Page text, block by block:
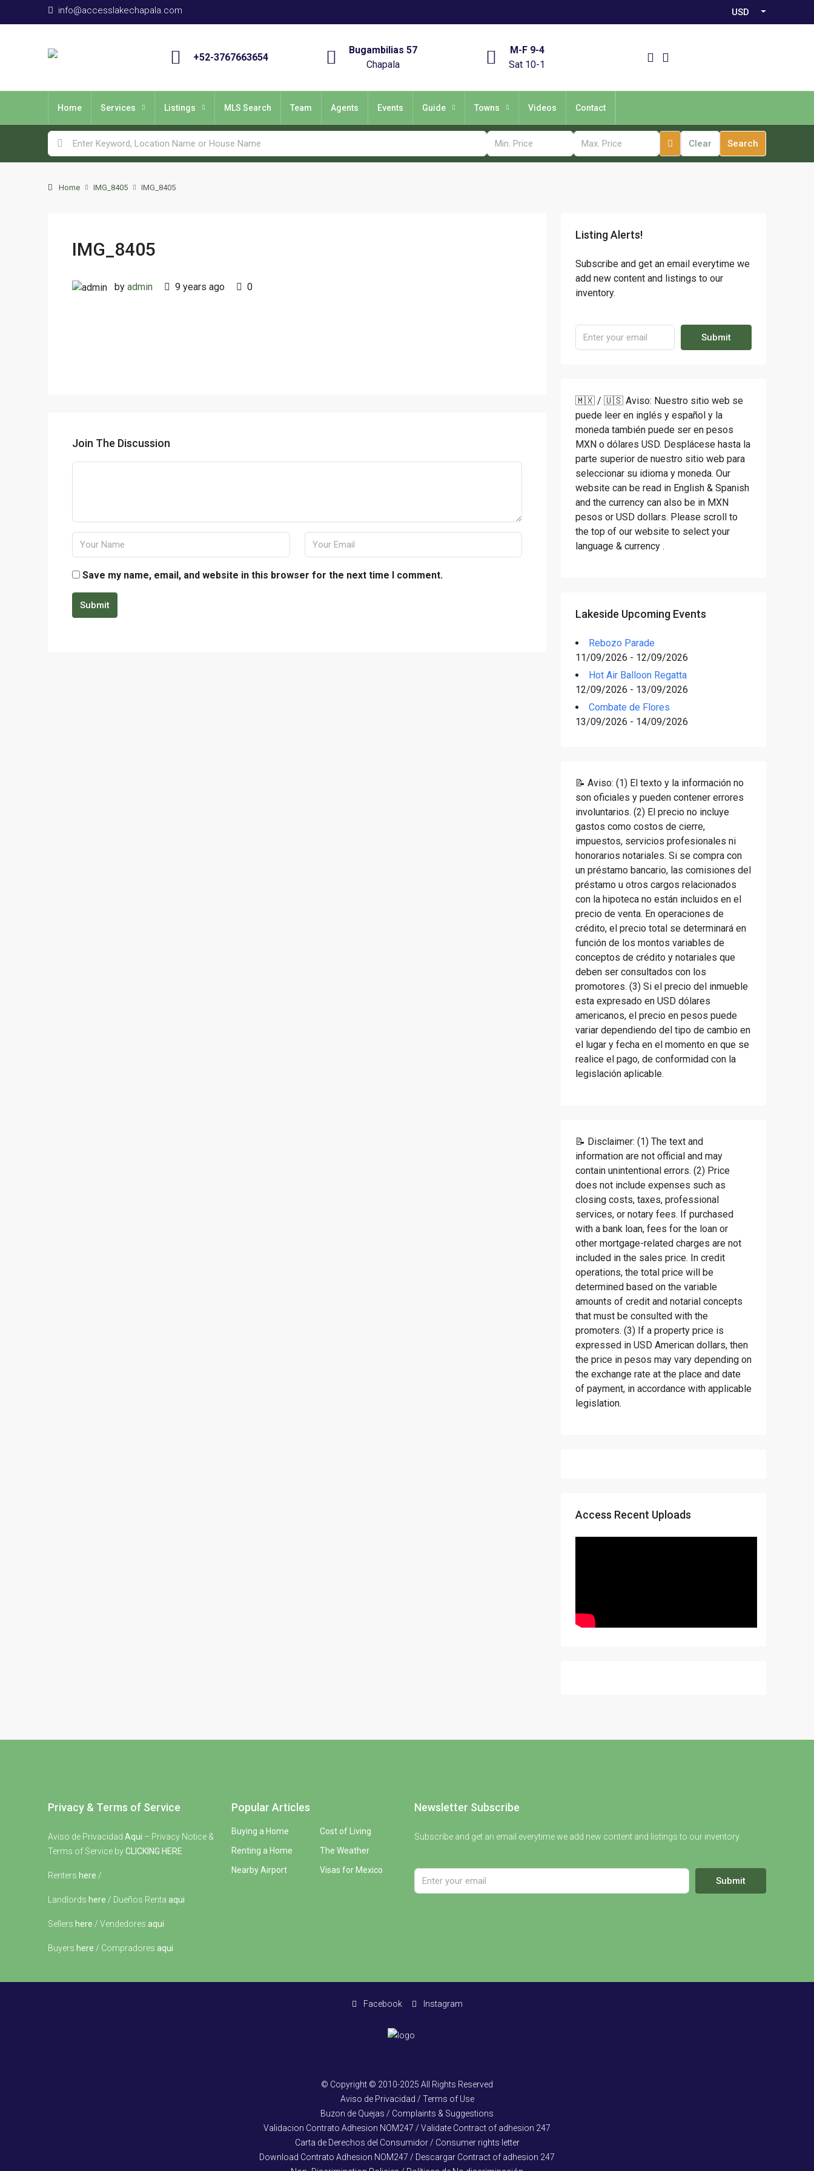
info@accesslakechapala.com USD
+52-3767663654
Bugambilias 57
Chapala
M-F 9-4
Sat 10-1
Home Services Listings MLS Search Team Agents Events Guide Towns Videos Contact
Clear Search
Home IMG_8405 IMG_8405
IMG_8405
by admin 9 years ago 0
Join The Discussion
Save my name, email, and website in this browser for the next time I comment.
Submit
Listing Alerts!
Subscribe and get an email everytime we
add new content and listings to our
inventory.
Submit
🇲🇽 / 🇺🇸 Aviso: Nuestro sitio web se
puede leer en inglés y español y la
moneda también puede ser en pesos
MXN o dólares USD. Desplácese hasta la
parte superior de nuestro sitio web para
seleccionar su idioma y moneda. Our
website can be read in English & Spanish
and the currency can also be in MXN
pesos or USD dollars. Please scroll to
the top of our website to select your
language & currency .
Lakeside Upcoming Events
Rebozo Parade
11/09/2026 - 12/09/2026
Hot Air Balloon Regatta
12/09/2026 - 13/09/2026
Combate de Flores
13/09/2026 - 14/09/2026
📝 Aviso: (1) El texto y la información no
son oficiales y pueden contener errores
involuntarios. (2) El precio no incluye
gastos como costos de cierre,
impuestos, servicios profesionales ni
honorarios notariales. Si se compra con
un préstamo bancario, las comisiones del
préstamo u otros cargos relacionados
con la hipoteca no están incluidos en el
precio de venta. En operaciones de
crédito, el precio total se determinará en
función de los montos variables de
conceptos de crédito y notariales que
deben ser consultados con los
promotores. (3) Si el precio del inmueble
esta expresado en USD dólares
americanos, el precio en pesos puede
variar dependiendo del tipo de cambio en
el lugar y fecha en el momento en que se
realice el pago, de conformidad con la
legislación aplicable.
📝 Disclaimer: (1) The text and
information are not official and may
contain unintentional errors. (2) Price
does not include expenses such as
closing costs, taxes, professional
services, or notary fees. If purchased
with a bank loan, fees for the loan or
other mortgage-related charges are not
included in the sales price. In credit
operations, the total price will be
determined based on the variable
amounts of credit and notarial concepts
that must be consulted with the
promoters. (3) If a property price is
expressed in USD American dollars, then
the price in pesos may vary depending on
the exchange rate at the place and date
of payment, in accordance with applicable
legislation.
Access Recent Uploads
Privacy & Terms of Service
Aviso de Privacidad Aqui – Privacy Notice &
Terms of Service byCLICKING HERE
Renters here /
Landlords here / Dueños Renta aqui
Sellers here / Vendedores aqui
Buyers here / Compradores aqui
Popular Articles
Buying a Home
Renting a Home
Nearby Airport
Cost of Living
The Weather
Visas for Mexico
Newsletter Subscribe
Subscribe and get an email everytime we add new content and listings to our inventory.
Submit
Facebook Instagram
© Copyright © 2010-2025 All Rights Reserved
Aviso de Privacidad / Terms of Use
Buzon de Quejas / Complaints & Suggestions
Validacion Contrato Adhesion NOM247 / Validate Contract of adhesion 247
Carta de Derechos del Consumidor / Consumer rights letter
Download Contrato Adhesion NOM247 / Descargar Contract of adhesion 247